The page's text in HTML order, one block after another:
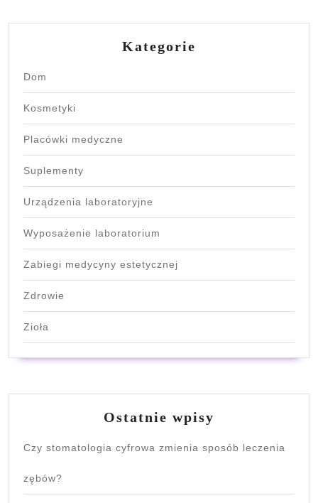
Kategorie
Dom
Kosmetyki
Placówki medyczne
Suplementy
Urządzenia laboratoryjne
Wyposażenie laboratorium
Zabiegi medycyny estetycznej
Zdrowie
Zioła
Ostatnie wpisy
Czy stomatologia cyfrowa zmienia sposób leczenia
zębów?